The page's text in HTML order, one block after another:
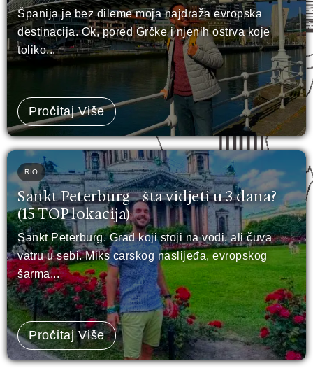
Španija je bez dileme moja najdraža evropska
destinacija. Ok, pored Grčke i njenih ostrva koje
toliko...
Pročitaj Više
RIO
Sankt Peterburg - šta vidjeti u 3 dana?
(15 TOP lokacija)
Sankt Peterburg. Grad koji stoji na vodi, ali čuva
vatru u sebi. Miks carskog naslijeđa, evropskog
šarma...
Pročitaj Više